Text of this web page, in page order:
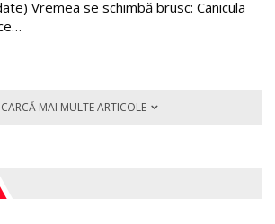
Vremea se schimbă brusc: Canicula
MAI MULTE ARTICOLE